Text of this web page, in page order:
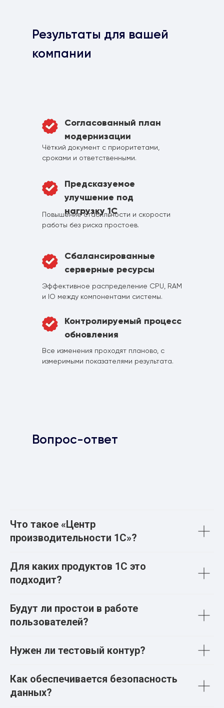
Результаты для вашей
компании
Согласованный план
модернизации
Чёткий документ с приоритетами,
сроками и ответственными.
Предсказуемое
улучшение под
нагрузку 1С
Повышение стабильности и скорости
работы без риска простоев.
Сбалансированные
серверные ресурсы
Эффективное распределение CPU, RAM
и IO между компонентами системы.
Контролируемый процесс
обновления
Все изменения проходят планово, с
измеримыми показателями результата.
Вопрос-ответ
Что такое «Центр
производительности 1С»?
Для каких продуктов 1С это
подходит?
Будут ли простои в работе
пользователей?
Нужен ли тестовый контур?
Как обеспечивается безопасность
данных?